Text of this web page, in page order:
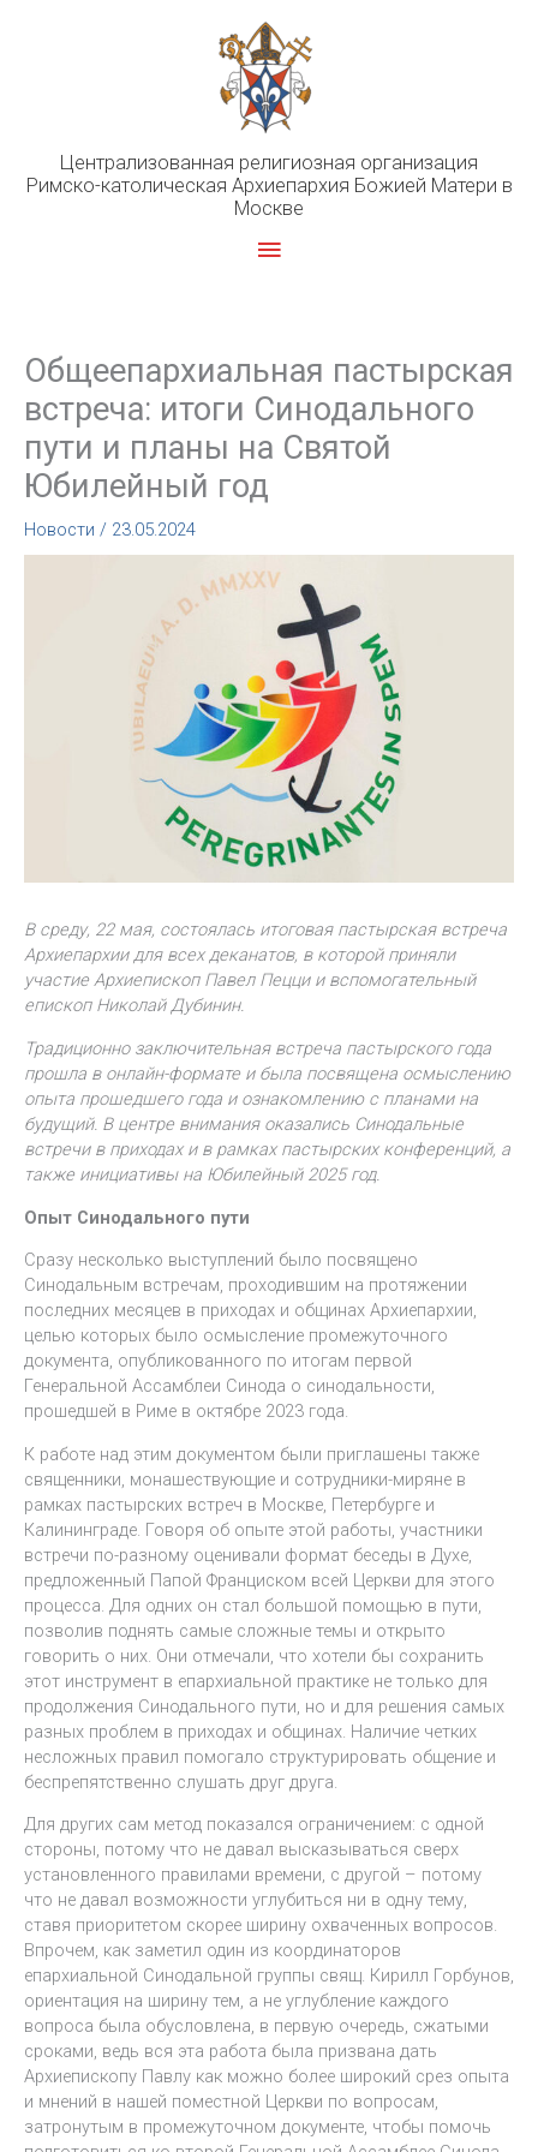
Централизованная религиозная организация
Римско-католическая Архиепархия Божией Матери в
Москве
Главное
Общеепархиальная пастырская
встреча: итоги Синодального
пути и планы на Святой
Юбилейный год
Новости / 23.05.2024
В среду, 22 мая, состоялась итоговая пастырская встреча
Архиепархии для всех деканатов, в которой приняли
участие Архиепископ Павел Пецци и вспомогательный
епископ Николай Дубинин.
Традиционно заключительная встреча пастырского года
прошла в онлайн-формате и была посвящена осмыслению
опыта прошедшего года и ознакомлению с планами на
будущий. В центре внимания оказались Синодальные
встречи в приходах и в рамках пастырских конференций, а
также инициативы на Юбилейный 2025 год.
Опыт Синодального пути
Сразу несколько выступлений было посвящено
Синодальным встречам, проходившим на протяжении
последних месяцев в приходах и общинах Архиепархии,
целью которых было осмысление промежуточного
документа, опубликованного по итогам первой
Генеральной Ассамблеи Синода о синодальности,
прошедшей в Риме в октябре 2023 года.
К работе над этим документом были приглашены также
священники, монашествующие и сотрудники-миряне в
рамках пастырских встреч в Москве, Петербурге и
Калининграде. Говоря об опыте этой работы, участники
встречи по-разному оценивали формат беседы в Духе,
предложенный Папой Франциском всей Церкви для этого
процесса. Для одних он стал большой помощью в пути,
позволив поднять самые сложные темы и открыто
говорить о них. Они отмечали, что хотели бы сохранить
этот инструмент в епархиальной практике не только для
продолжения Синодального пути, но и для решения самых
разных проблем в приходах и общинах. Наличие четких
несложных правил помогало структурировать общение и
беспрепятственно слушать друг друга.
Для других сам метод показался ограничением: с одной
стороны, потому что не давал высказываться сверх
установленного правилами времени, с другой – потому
что не давал возможности углубиться ни в одну тему,
ставя приоритетом скорее ширину охваченных вопросов.
Впрочем, как заметил один из координаторов
епархиальной Синодальной группы свящ. Кирилл Горбунов,
ориентация на ширину тем, а не углубление каждого
вопроса была обусловлена, в первую очередь, сжатыми
сроками, ведь вся эта работа была призвана дать
Архиепископу Павлу как можно более широкий срез опыта
и мнений в нашей поместной Церкви по вопросам,
затронутым в промежуточном документе, чтобы помочь